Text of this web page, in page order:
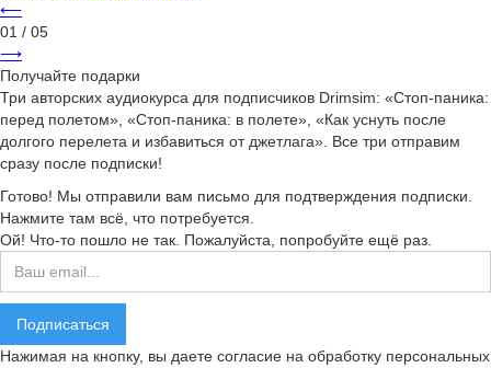
⟵
01 / 05
⟶
Получайте подарки
Три авторских аудиокурса для подписчиков Drimsim: «Стоп-паника:
перед полетом», «Стоп-паника: в полете», «Как уснуть после
долгого перелета и избавиться от джетлага». Все три отправим
сразу после подписки!
Готово! Мы отправили вам письмо для подтверждения подписки.
Нажмите там всё, что потребуется.
Ой! Что-то пошло не так. Пожалуйста, попробуйте ещё раз.
Нажимая на кнопку, вы даете согласие на обработку персональных